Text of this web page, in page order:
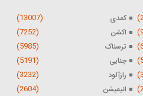
کمدی (13007)
اکشن (7252)
ترسناک (5985)
جنایی (5191)
رازآلود (3232)
انیمیشن (2604)